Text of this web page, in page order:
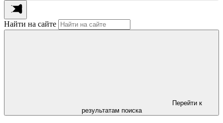
Найти на сайте
Перейти к
результатам поиска